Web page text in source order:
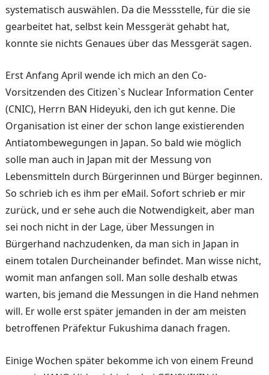
systematisch auswählen. Da die Messstelle, für die sie
gearbeitet hat, selbst kein Messgerät gehabt hat,
konnte sie nichts Genaues über das Messgerät sagen.
Erst Anfang April wende ich mich an den Co-
Vorsitzenden des Citizen`s Nuclear Information Center
(CNIC), Herrn BAN Hideyuki, den ich gut kenne. Die
Organisation ist einer der schon lange existierenden
Antiatombewegungen in Japan. So bald wie möglich
solle man auch in Japan mit der Messung von
Lebensmitteln durch Bürgerinnen und Bürger beginnen.
So schrieb ich es ihm per eMail. Sofort schrieb er mir
zurück, und er sehe auch die Notwendigkeit, aber man
sei noch nicht in der Lage, über Messungen in
Bürgerhand nachzudenken, da man sich in Japan in
einem totalen Durcheinander befindet. Man wisse nicht,
womit man anfangen soll. Man solle deshalb etwas
warten, bis jemand die Messungen in die Hand nehmen
will. Er wolle erst später jemanden in der am meisten
betroffenen Präfektur Fukushima danach fragen.
Einige Wochen später bekomme ich von einem Freund